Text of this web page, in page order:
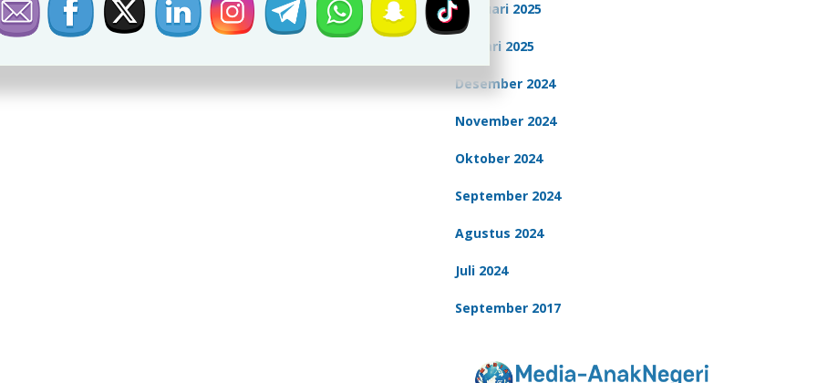
Februari 2025
Januari 2025
Desember 2024
November 2024
Oktober 2024
September 2024
Agustus 2024
Juli 2024
September 2017